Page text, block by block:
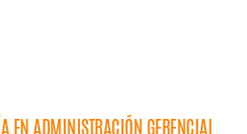
EN ADMINISTRACIÓN GERENCIAL